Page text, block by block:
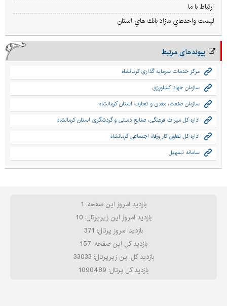
ارتباط با ما
ليست واحدهاي مازاد بانك هاي استان
پیوندهای مرتبط
مرکز خدمات سرمایه گذاری کرمانشاه
سازمان جهاد کشاورزی
سازمان صنعت، معدن و تجارت استان کرمانشاه
اداره کل میراث فرهنگی، صنایع دستی و گردشگری استان کرمانشاه
اداره کل تعاون کار ورفاه اجتماعی کرمانشاه
سامانه تسهیل
بازدید امروز این صفحه: 1
بازدید امروز این زیرپرتال: 10
بازدید امروز پرتال: 371
بازدید کل این صفحه: 157
بازدید کل این زیرپرتال: 33033
بازدید کل پرتال: 1090489